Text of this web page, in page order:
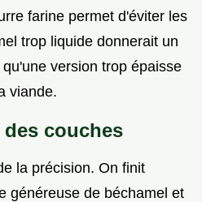
farine permet d'éviter les
trop liquide donnerait un
version trop épaisse
viande.
couches
la précision. On finit
généreuse de béchamel et